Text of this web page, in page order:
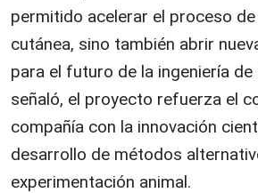
permitido acelerar el proceso
cutánea, sino también abrir
para el futuro de la ingeniería de
señaló, el proyecto refuerza el
compañía con la innovación
desarrollo de métodos
experimentación animal.